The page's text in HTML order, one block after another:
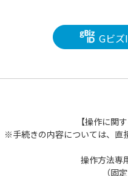
Gビ
【操作に関
※手続きの内容については、直
操作方法専
（固